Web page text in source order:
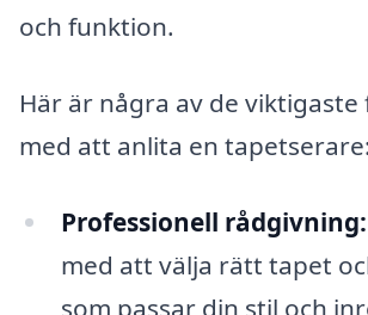
och funktion.
Här är några av de
med att anlita en tapetserare:
Professionell rådgivning:
med att välja rätt tapet
som passar din stil och